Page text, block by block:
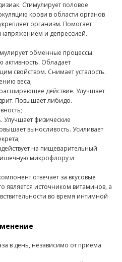
Стимулирует половое
крови в области органов
организм. Помогает
и депрессией.
обменные процессы.
активность. Обладает
свойством. Снимает усталость.
веса;
действие. Улучшает
Повышает либидо.
Улучшает физические
выносливость. Усиливает
на пищеварительный
микрофлору и
отвечает за вкусовые
является источником витаминов, а
во время интимной
в день, независимо от приема